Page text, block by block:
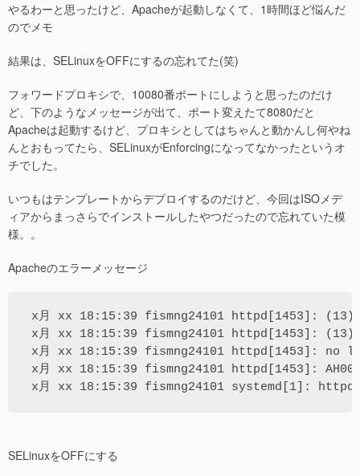
やるわーと思ったけど、Apacheが起動しなくて、1時間ほど悩んだ
のでメモ
結果は、SELinuxをOFFにするの忘れてた(笑)
フォワードプロキシで、10080番ポートにしようと思ったのだけ
ど、下のようなメッセージが出て、ポート変えたて8080だと
Apacheは起動するけど、プロキシとしてはちゃんと動かんし何やね
んとおもってたら、SELinuxがEnforcingになってなかったというオ
チでした。
いつもはテンプレートからデプロイするのだけど、今回はISOメデ
ィアからまっさらでインストールしたやつだったので忘れていた模
様。。
Apacheのエラーメッセージ
x月 xx 18:15:39 fismng24101 httpd[1453]:
x月 xx 18:15:39 fismng24101 httpd[1453]:
x月 xx 18:15:39 fismng24101 httpd[1453]:
x月 xx 18:15:39 fismng24101 httpd[1453]:
SELinuxをOFFにする